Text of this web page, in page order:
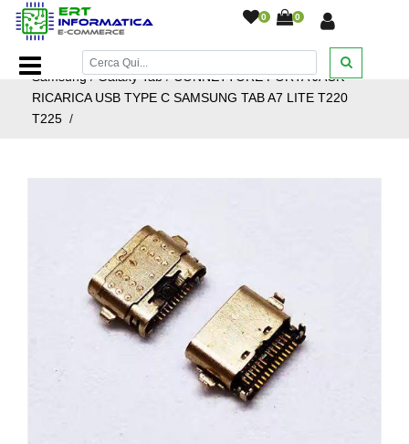
0 0
Home Page/Ricambi smartphone e tablet/Ricambi
Samsung/Galaxy Tab/CONNETTORE PORTA JACK
RICARICA USB TYPE C SAMSUNG TAB A7 LITE T220
T225 /